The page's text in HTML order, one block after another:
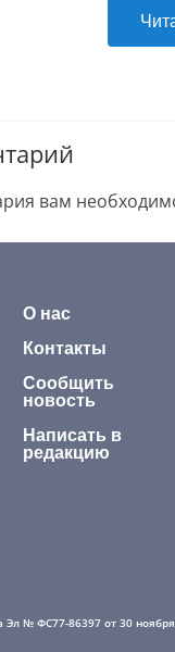
вам
О нас
Контакты
Сообщить
новость
Написать в
редакцию
№ ФС77-86397 от 30